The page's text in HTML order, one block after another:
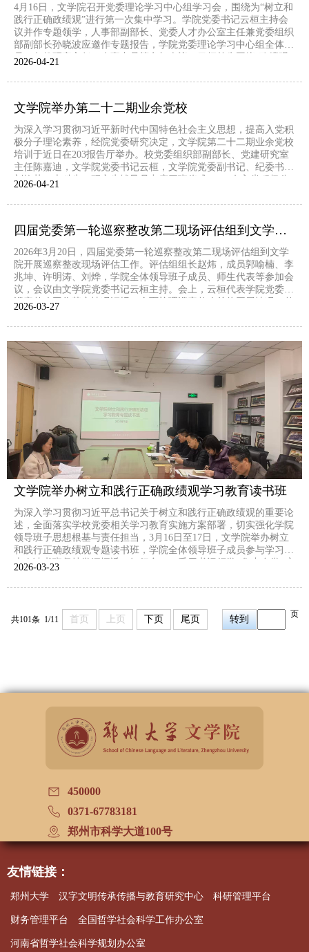
21
2026-04
4月16日，文学院召开党委理论学习中心组学习会，围绕为“树立和
践行正确政绩观”进行第一次集中学习。学院党委书记云桓主持会
议并作专题领学，人事部副部长、党委人才办公室主任兼党委组织
部副部长孙晓波应邀作专题报告，学院党委理论学习中心组全体成
员、各教研室主任、人事专员等参加会议。云桓首先围绕“政绩观
刻强调“为民造福是最大政绩”，这鲜明回答了政绩观...
21
2026-04
文学院举办第二十二期业余党校
为深入学习贯彻习近平新时代中国特色社会主义思想，提高入党积
极分子理论素养，经院党委研究决定，文学院第二十二期业余党校
培训于近日在203报告厅举办。校党委组织部副部长、党建研究室
主任陈嘉迪，文学院党委书记云桓，文学院党委副书记、纪委书记
刘艳芳，本科生、研究生辅导员出席开班仪式，107名入党积极分
与实地参观等共五讲内容。开班仪式上，党校副校长刘艳芳...
27
2026-03
四届党委第一轮巡察整改第二现场评估组到文学院开展巡察整改评估
2026年3月20日，四届党委第一轮巡察整改第二现场评估组到文学
院开展巡察整改现场评估工作。评估组组长赵炜，成员郭喻楠、李
兆坤、许明涛、刘烨，学院全体领导班子成员、师生代表等参加会
议，会议由文学院党委书记云桓主持。会上，云桓代表学院党委作
巡察整改工作落实情况汇报，全面梳理巡察整改总体开展情况、整
作提出具体要求，强调评估组要以客观公正、严谨细致的...
23
2026-03
文学院举办树立和践行正确政绩观学习教育读书班
为深入学习贯彻习近平总书记关于树立和践行正确政绩观的重要论
述，全面落实学校党委相关学习教育实施方案部署，切实强化学院
领导班子思想根基与责任担当，3月16日至17日，文学院举办树立
和践行正确政绩观专题读书班，学院全体领导班子成员参与学习。
本次读书班坚持学深悟透、知行合一，采用书记领学+集中自学+交
融入学院办学治校、教书育人全过程，助力学校一流大学...
共101条 1/11 首页 上页 下页 尾页 页
450000
0371-67783181
郑州市科学大道100号
友情链接：
郑州大学 汉字文明传承传播与教育研究中心 科研管理平台
财务管理平台 全国哲学社会科学工作办公室
河南省哲学社会科学规划办公室